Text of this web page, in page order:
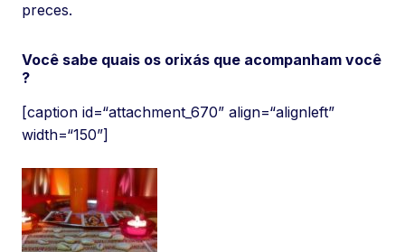
preces.
Você sabe quais os orixás que acompanham você
?
[caption id=“attachment_670” align=“alignleft”
width=“150”]